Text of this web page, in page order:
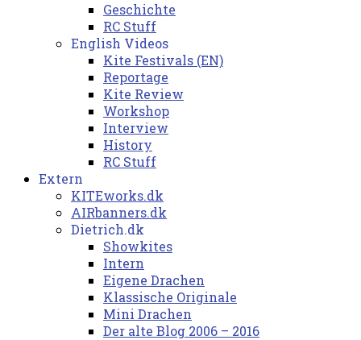
Geschichte
RC Stuff
English Videos
Kite Festivals (EN)
Reportage
Kite Review
Workshop
Interview
History
RC Stuff
Extern
KITEworks.dk
AIRbanners.dk
Dietrich.dk
Showkites
Intern
Eigene Drachen
Klassische Originale
Mini Drachen
Der alte Blog 2006 – 2016